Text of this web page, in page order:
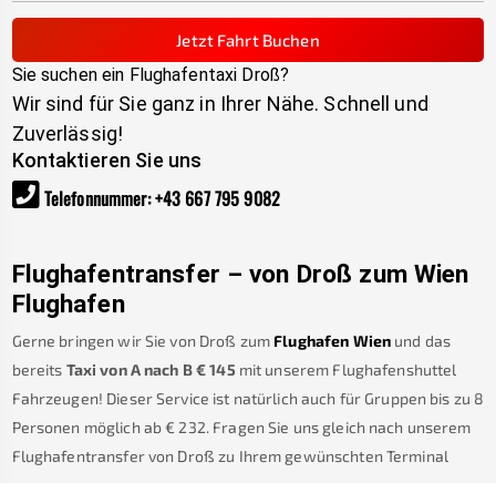
Jetzt Fahrt Buchen
Sie suchen ein Flughafentaxi Droß?
Wir sind für Sie ganz in Ihrer Nähe. Schnell und
Zuverlässig!
Kontaktieren Sie uns
Telefonnummer:+43 667 795 9082
Flughafentransfer – von Droß zum Wien
Flughafen
Gerne bringen wir Sie von Droß zum Flughafen Wien und das
bereits Taxi von A nach B€145 mit unserem Flughafenshuttel
Fahrzeugen! Dieser Service ist natürlich auch für Gruppen bis zu 8
Personen möglich ab € 232. Fragen Sie uns gleich nach unserem
Flughafentransfer von Droß zu Ihrem gewünschten Terminal